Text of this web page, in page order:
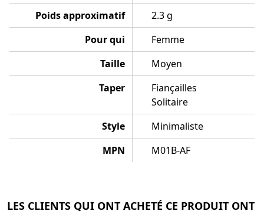
Poids approximatif
2.3 g
Pour qui
Femme
Taille
Moyen
Taper
Fiançailles
Solitaire
Style
Minimaliste
MPN
M01B-AF
LES CLIENTS QUI ONT ACHETÉ CE PRODUIT ONT